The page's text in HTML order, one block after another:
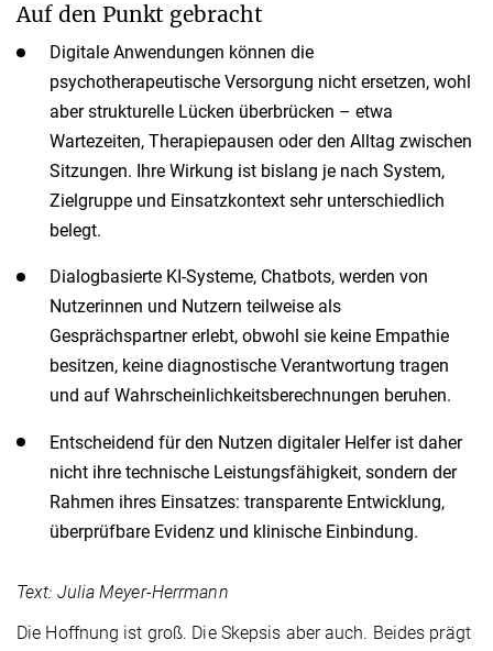
Auf den Punkt gebracht
Digitale Anwendungen können die
psychotherapeutische Versorgung nicht ersetzen, wohl
aber strukturelle Lücken überbrücken – etwa
Wartezeiten, Therapiepausen oder den Alltag zwischen
Sitzungen. Ihre Wirkung ist bislang je nach System,
Zielgruppe und Einsatzkontext sehr unterschiedlich
belegt.
Dialogbasierte KI-Systeme, Chatbots, werden von
Nutzerinnen und Nutzern teilweise als
Gesprächspartner erlebt, obwohl sie keine Empathie
besitzen, keine diagnostische Verantwortung tragen
und auf Wahrscheinlichkeitsberechnungen beruhen.
Entscheidend für den Nutzen digitaler Helfer ist daher
nicht ihre technische Leistungsfähig­keit, sondern der
Rahmen ihres Einsatzes: transparente Entwicklung,
überprüfbare Evidenz und klinische Einbindung.
Text: Julia Meyer-Herrmann
Die Hoffnung ist groß. Die Skepsis aber auch. Beides prägt